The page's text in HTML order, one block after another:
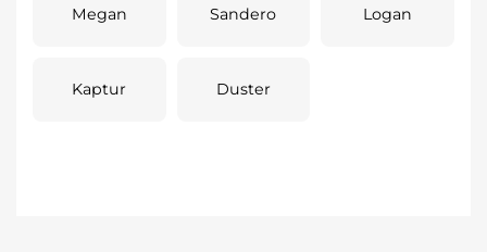
Megan Sandero Logan
Kaptur Duster